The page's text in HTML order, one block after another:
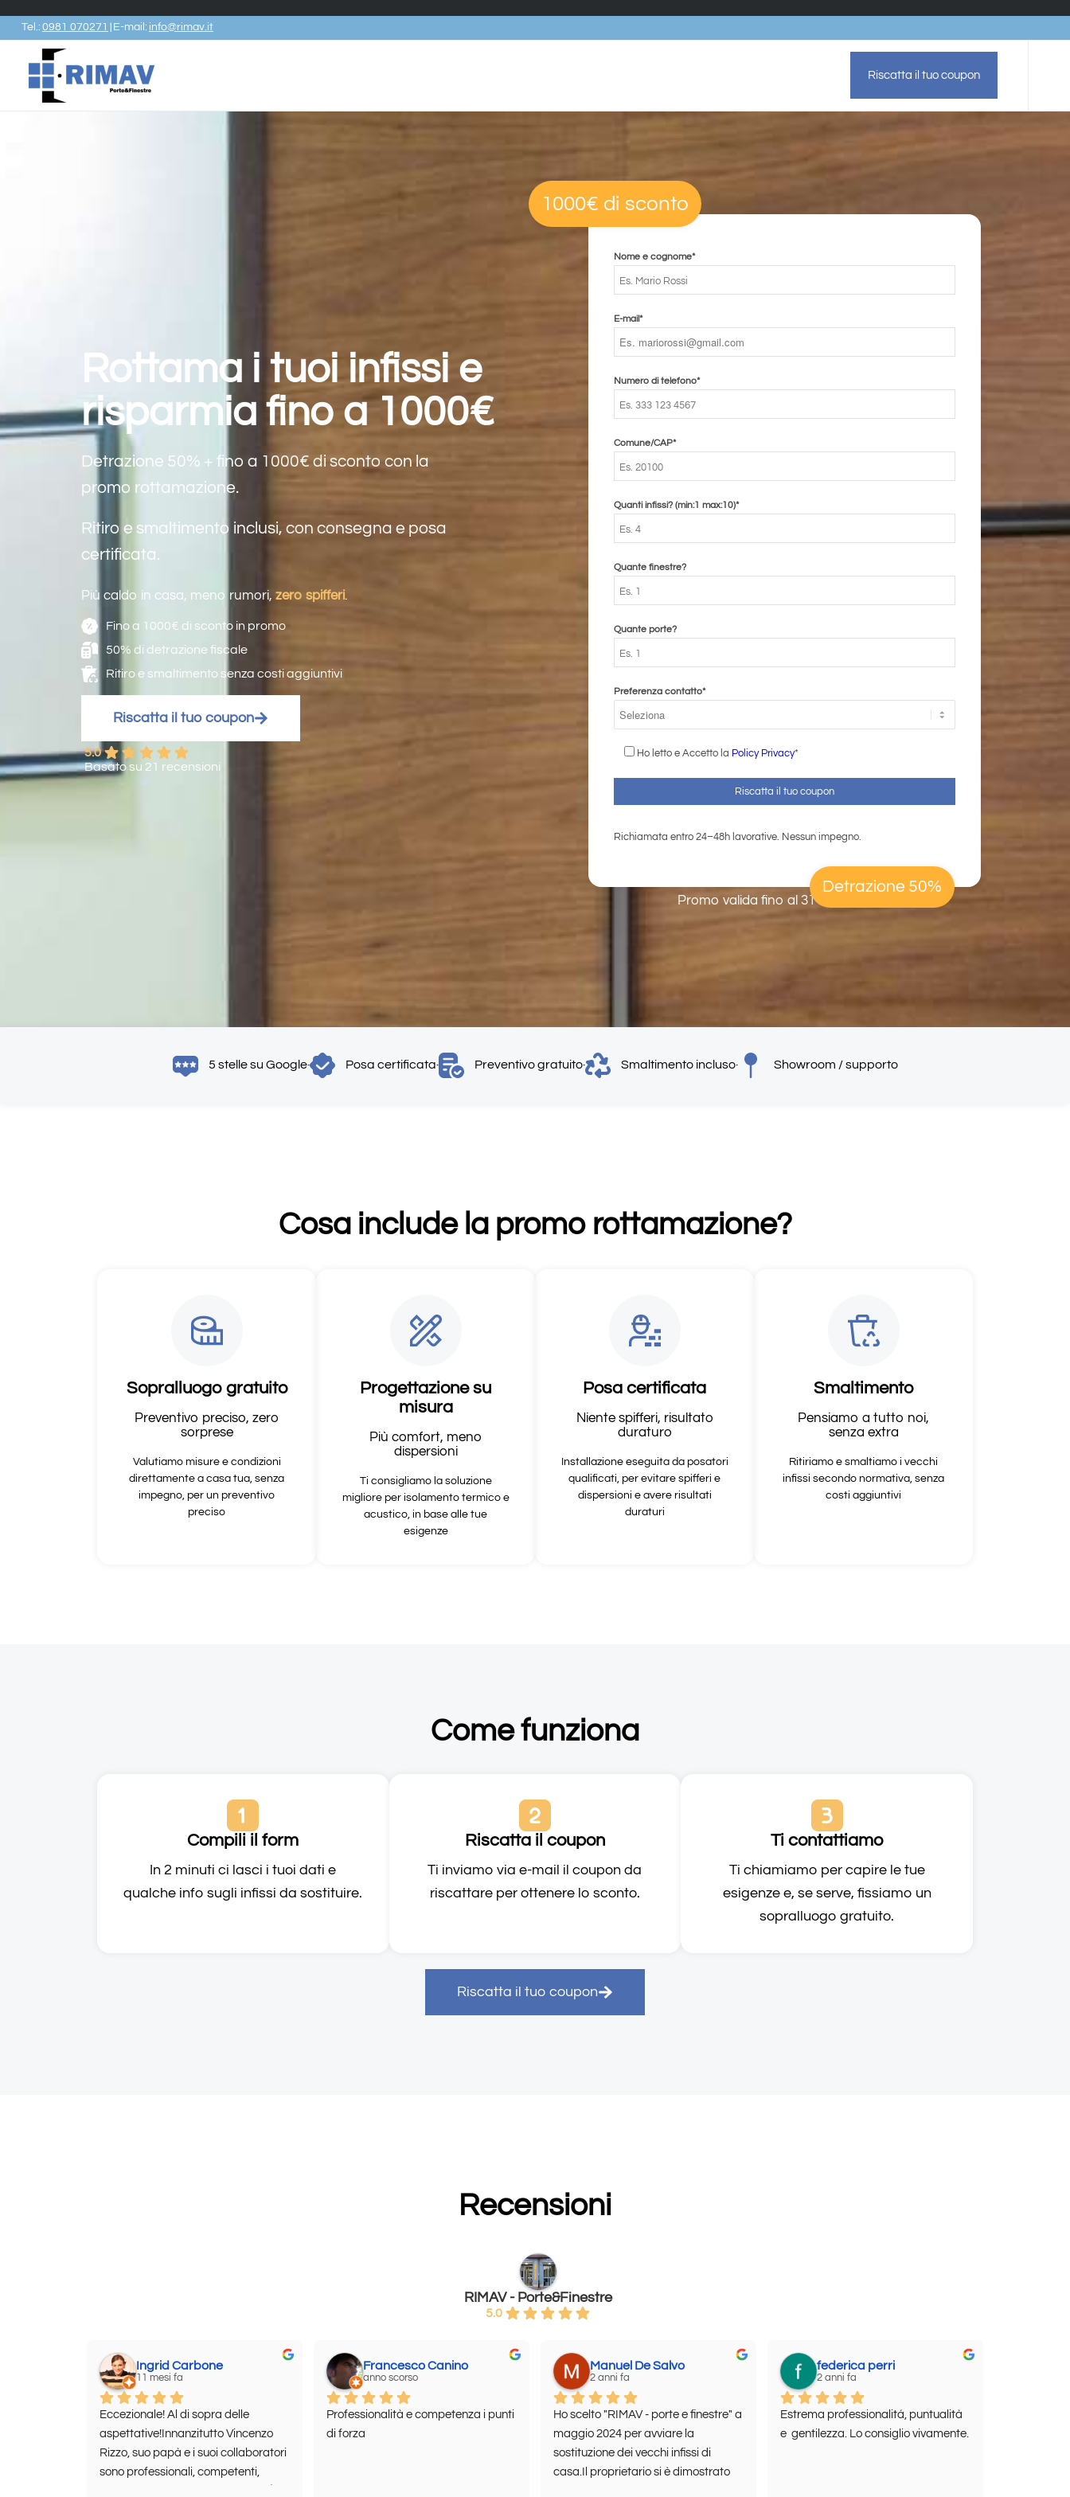
Tel.: 0981 070271 E-mail: info@rimav.it
Riscatta il tuo coupon
Rottama i tuoi infissi e
risparmia fino a 1000€
Detrazione 50% + fino a 1000€ di sconto con la
promo rottamazione.
Ritiro e smaltimento inclusi, con consegna e posa
certificata.
Più caldo in casa, meno rumori, zero spifferi.
Fino a 1000€ di sconto in promo
50% di detrazione fiscale
Ritiro e smaltimento senza costi aggiuntivi
Riscatta il tuo coupon
5.0
Basato su 21 recensioni
1000€ di sconto
Detrazione 50%
Nome e cognome*
E-mail*
Numero di telefono*
Comune/CAP*
Quanti infissi? (min:1 max:10)*
Quante finestre?
Quante porte?
Preferenza contatto*
Ho letto e Accetto la Policy Privacy*
Richiamata entro 24–48h lavorative. Nessun impegno.
Promo valida fino al 31 marzo 2026.
5 stelle su Google· Posa certificata· Preventivo gratuito· Smaltimento incluso· Showroom / supporto
Cosa include la promo rottamazione?
Preventivo preciso, zero
sorprese
Sopralluogo gratuito
Valutiamo misure e condizioni
direttamente a casa tua, senza
impegno, per un preventivo
preciso
Più comfort, meno
dispersioni
Progettazione su
misura
Ti consigliamo la soluzione
migliore per isolamento termico e
acustico, in base alle tue
esigenze
Niente spifferi, risultato
duraturo
Posa certificata
Installazione eseguita da posatori
qualificati, per evitare spifferi e
dispersioni e avere risultati
duraturi
Pensiamo a tutto noi,
senza extra
Smaltimento
Ritiriamo e smaltiamo i vecchi
infissi secondo normativa, senza
costi aggiuntivi
Come funziona
Compili il form
In 2 minuti ci lasci i tuoi dati e
qualche info sugli infissi da sostituire.
Riscatta il coupon
Ti inviamo via e-mail il coupon da
riscattare per ottenere lo sconto.
Ti contattiamo
Ti chiamiamo per capire le tue
esigenze e, se serve, fissiamo un
sopralluogo gratuito.
Riscatta il tuo coupon
Recensioni
RIMAV - Porte&Finestre
5.0
Ingrid Carbone
11 mesi fa
Eccezionale! Al di sopra delle
aspettative!Innanzitutto Vincenzo
Rizzo, suo papà e i suoi collaboratori
sono professionali, competenti,
Francesco Canino
anno scorso
Professionalità e competenza i punti
di forza
Manuel De Salvo
2 anni fa
Ho scelto "RIMAV - porte e finestre" a
maggio 2024 per avviare la
sostituzione dei vecchi infissi di
casa.Il proprietario si è dimostrato
federica perri
2 anni fa
Estrema professionalitá, puntualità
e  gentilezza. Lo consiglio vivamente.